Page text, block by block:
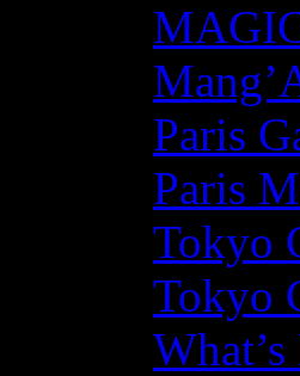
Paris
Paris
Tokyo
Tokyo